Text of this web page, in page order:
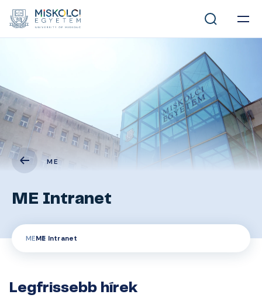
ME
ME Intranet
MEME Intranet
Legfrissebb hírek